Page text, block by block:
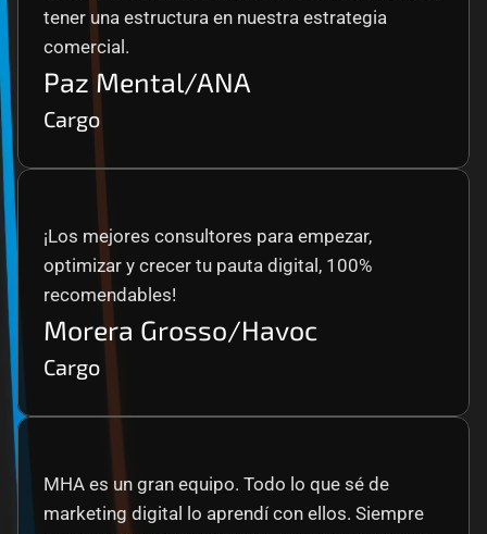
tener una estructura en nuestra estrategia
comercial.
Paz Mental/ANA
Cargo
¡Los mejores consultores para empezar,
optimizar y crecer tu pauta digital, 100%
recomendables!
Morera Grosso/Havoc
Cargo
MHA es un gran equipo. Todo lo que sé de
marketing digital lo aprendí con ellos. Siempre